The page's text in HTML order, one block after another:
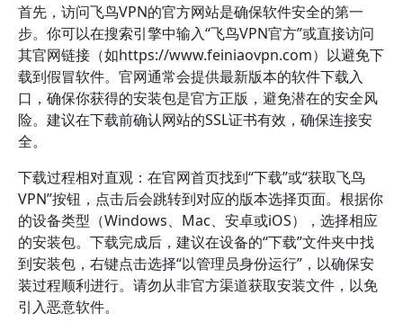
首先，访问飞鸟VPN的官方网站是确保软件安全的第一
步。你可以在搜索引擎中输入“飞鸟VPN官方”或直接访问
其官网链接（如https://www.feiniaovpn.com）以避免下
载到假冒软件。官网通常会提供最新版本的软件下载入
口，确保你获得的安装包是官方正版，避免潜在的安全风
险。建议在下载前确认网站的SSL证书有效，确保连接安
全。
下载过程相对直观：在官网首页找到“下载”或“获取飞鸟
VPN”按钮，点击后会跳转到对应的版本选择页面。根据你
的设备类型（Windows、Mac、安卓或iOS），选择相应
的安装包。下载完成后，建议在设备的“下载”文件夹中找
到安装包，右键点击选择“以管理员身份运行”，以确保安
装过程顺利进行。请勿从非官方渠道获取安装文件，以免
引入恶意软件。